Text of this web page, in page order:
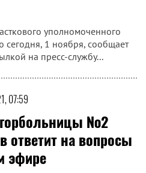
уполномоченного
сегодня, 1 ноября, сообщает
на пресс-службу...
07:59
горбольницы №2
ответит на вопросы
эфире